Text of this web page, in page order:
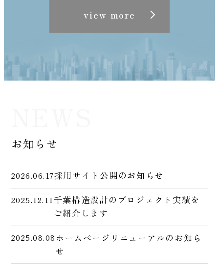
view more
お知らせ
2026.06.17採用サイト公開のお知らせ
2025.12.11 千葉構造設計のプロジェクト実績を
ご紹介します
2025.08.08 ホームページリニューアルのお知ら
せ